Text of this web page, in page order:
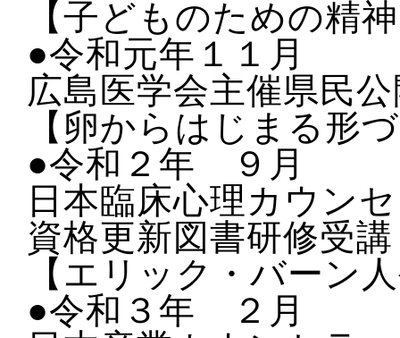
【子どものための精
●令和元年１１月
広島医学会主催県民
【卵からはじまる形
●令和２年 ９月
日本臨床心理カウン
資格更新図書研修受講
【エリック・バーン
●令和３年 ２月